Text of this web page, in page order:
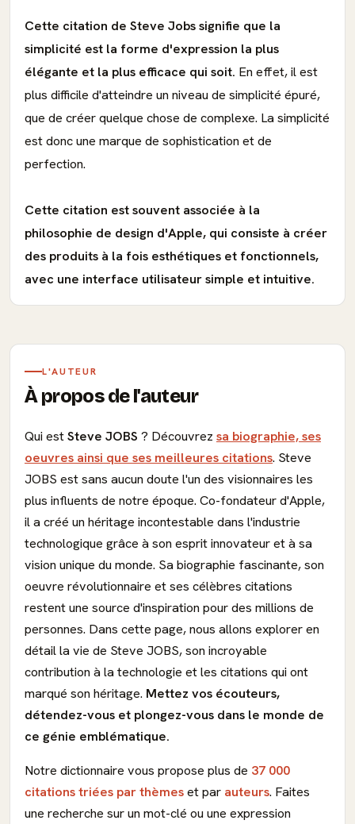
Cette citation de Steve Jobs signifie que la
simplicité est la forme d'expression la plus
élégante et la plus efficace qui soit. En effet, il est
plus difficile d'atteindre un niveau de simplicité épuré,
que de créer quelque chose de complexe. La simplicité
est donc une marque de sophistication et de
perfection.
Cette citation est souvent associée à la
philosophie de design d'Apple, qui consiste à créer
des produits à la fois esthétiques et fonctionnels,
avec une interface utilisateur simple et intuitive.
L'AUTEUR
À propos de l'auteur
Qui estSteve JOBS ? Découvrez sa biographie, ses
oeuvres ainsi que ses meilleures citations. Steve
JOBS est sans aucun doute l'un des visionnaires les
plus influents de notre époque. Co-fondateur d'Apple,
il a créé un héritage incontestable dans l'industrie
technologique grâce à son esprit innovateur et à sa
vision unique du monde. Sa biographie fascinante, son
oeuvre révolutionnaire et ses célèbres citations
restent une source d'inspiration pour des millions de
personnes. Dans cette page, nous allons explorer en
détail la vie de Steve JOBS, son incroyable
contribution à la technologie et les citations qui ont
marqué son héritage. Mettez vos écouteurs,
détendez-vous et plongez-vous dans le monde de
ce génie emblématique.
Notre dictionnaire vous propose plus de 37 000
citations triées par thèmeset par auteurs. Faites
une recherche sur un mot-clé ou une expression